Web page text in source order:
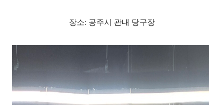
장소: 공주시 관내 당구장